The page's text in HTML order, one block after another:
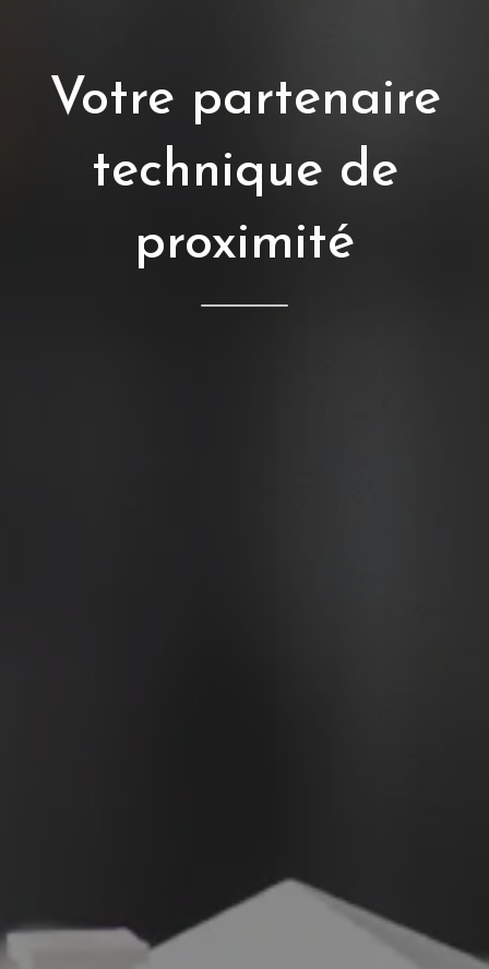
Votre partenaire
technique de
proximité